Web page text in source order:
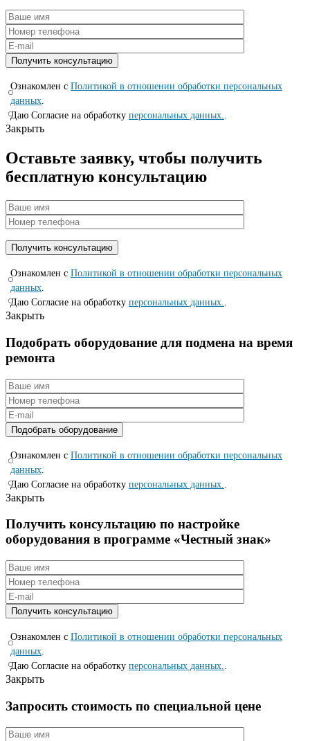
Ознакомлен с Политикой в отношении обработки персональных
данных.
Даю Согласие на обработку персональных данных..
Закрыть
Оставьте заявку, чтобы получить
бесплатную консультацию
Ознакомлен с Политикой в отношении обработки персональных
данных.
Даю Согласие на обработку персональных данных..
Закрыть
Подобрать оборудование для подмена на время
ремонта
Ознакомлен с Политикой в отношении обработки персональных
данных
Даю Согласие на обработку персональных данных.
Закрыть
Получить консультацию по настройке
оборудования в программе «Честный знак»
Ознакомлен с Политикой в отношении обработки персональных
данных.
Даю Согласие на обработку персональных данных..
Закрыть
Запросить стоимость по специальной цене